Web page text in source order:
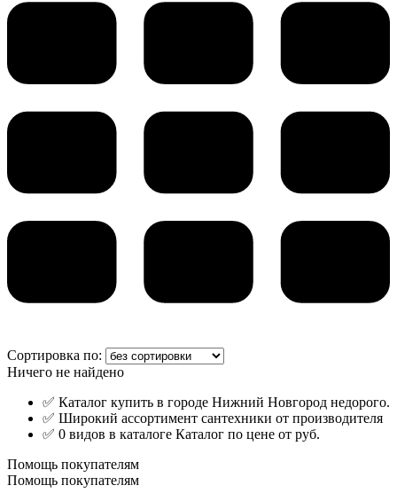
Сортировка по:
Ничего не найдено
✅ Каталог купить в городе Нижний Новгород недорого.
✅ Широкий ассортимент сантехники от производителя
✅ 0 видов в каталоге Каталог по цене от руб.
Помощь покупателям
Помощь покупателям